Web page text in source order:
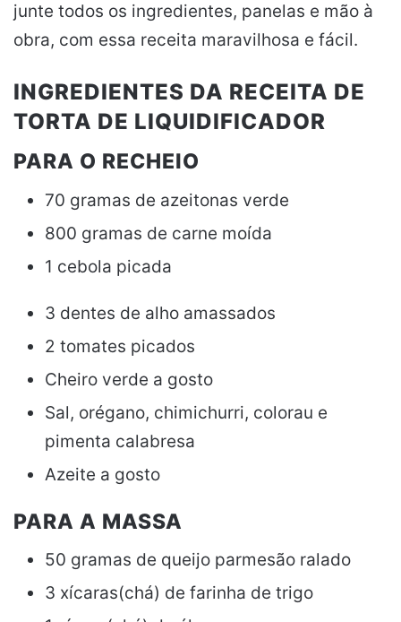
junte todos os ingredientes, panelas e mão à
obra, com essa receita maravilhosa e fácil.
INGREDIENTES DA RECEITA DE
TORTA DE LIQUIDIFICADOR
PARA O RECHEIO
70 gramas de azeitonas verde
800 gramas de carne moída
1 cebola picada
3 dentes de alho amassados
2 tomates picados
Cheiro verde a gosto
Sal, orégano, chimichurri, colorau e
pimenta calabresa
Azeite a gosto
PARA A MASSA
50 gramas de queijo parmesão ralado
3 xícaras(chá) de farinha de trigo